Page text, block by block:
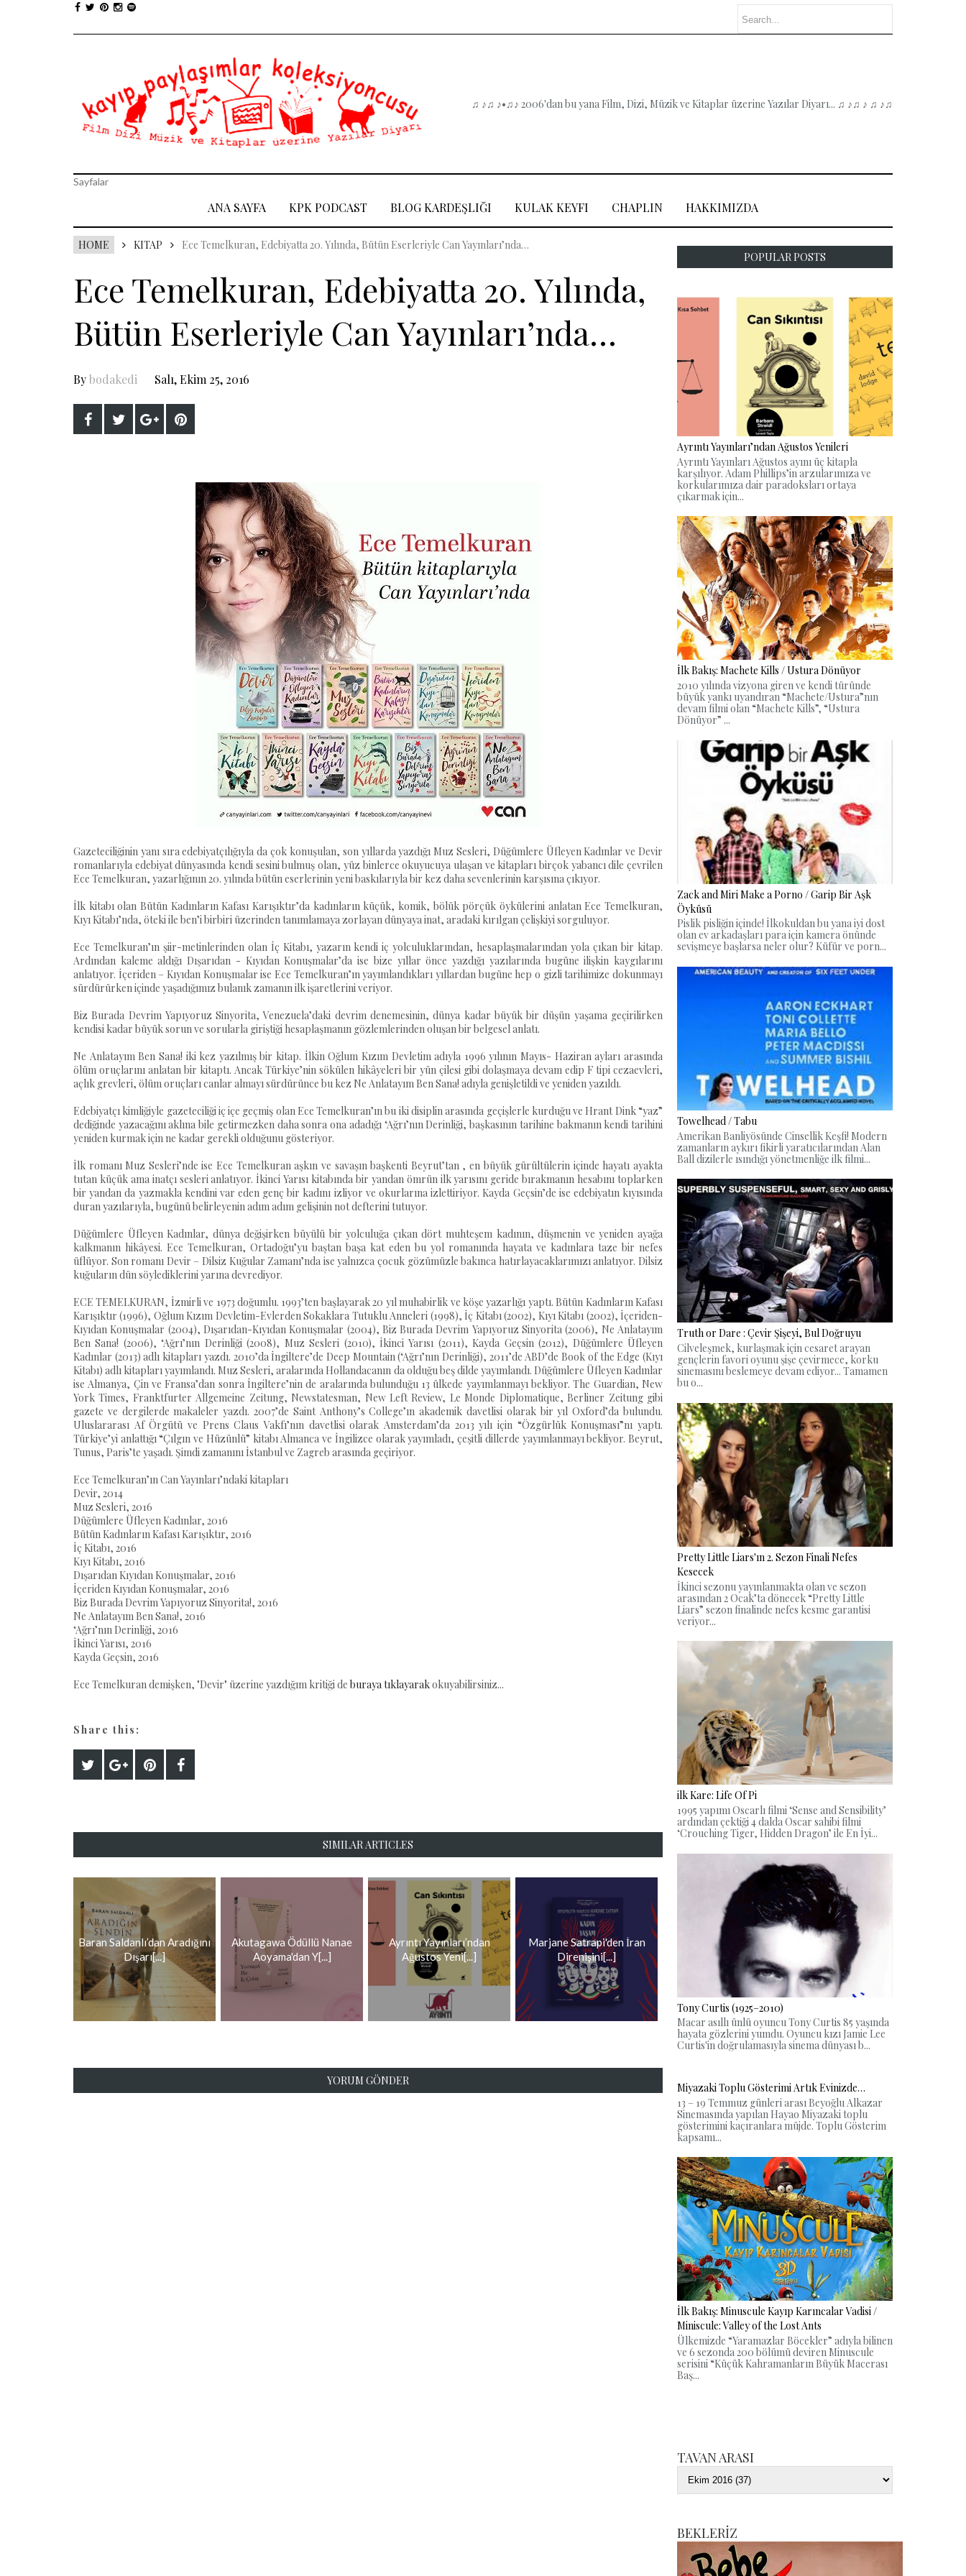
♫ ♪♫ ♪•♫♪ 2006'dan bu yana Film, Dizi, Müzik ve Kitaplar üzerine Yazılar Diyarı... ♫ ♪♫ ♪ ♫ ♪♫
Sayfalar
ANA SAYFA KPK PODCAST BLOG KARDEŞLIĞI KULAK KEYFI CHAPLIN HAKKIMIZDA
HOME KITAP Ece Temelkuran, Edebiyatta 20. Yılında, Bütün Eserleriyle Can Yayınları’nda…
Ece Temelkuran, Edebiyatta 20. Yılında,
Bütün Eserleriyle Can Yayınları’nda…
Bybodakedi Salı, Ekim 25, 2016
Gazeteciliğinin yanı sıra edebiyatçılığıyla da çok konuşulan, son yıllarda yazdığı Muz Sesleri, Düğümlere Üfleyen Kadınlar ve Devir
romanlarıyla edebiyat dünyasında kendi sesini bulmuş olan, yüz binlerce okuyucuya ulaşan ve kitapları birçok yabancı dile çevrilen
Ece Temelkuran, yazarlığının 20. yılında bütün eserlerinin yeni baskılarıyla bir kez daha sevenlerinin karşısına çıkıyor.
İlk kitabı olan Bütün Kadınların Kafası Karışıktır’da kadınların küçük, komik, bölük pörçük öykülerini anlatan Ece Temelkuran,
Kıyı Kitabı’nda, öteki ile ben’i birbiri üzerinden tanımlamaya zorlayan dünyaya inat, aradaki kırılgan çelişkiyi sorguluyor.
Ece Temelkuran’ın şiir-metinlerinden olan İç Kitabı, yazarın kendi iç yolculuklarından, hesaplaşmalarından yola çıkan bir kitap.
Ardından kaleme aldığı Dışarıdan - Kıyıdan Konuşmalar’da ise bize yıllar önce yazdığı yazılarında bugüne ilişkin kaygılarını
anlatıyor. İçeriden – Kıyıdan Konuşmalar ise Ece Temelkuran’ın yayımlandıkları yıllardan bugüne hep o gizli tarihimize dokunmayı
sürdürürken içinde yaşadığımız bulanık zamanın ilk işaretlerini veriyor.
Biz Burada Devrim Yapıyoruz Sinyorita, Venezuela’daki devrim denemesinin, dünya kadar büyük bir düşün yaşama geçirilirken
kendisi kadar büyük sorun ve sorularla giriştiği hesaplaşmanın gözlemlerinden oluşan bir belgesel anlatı.
Ne Anlatayım Ben Sana! iki kez yazılmış bir kitap. İlkin Oğlum Kızım Devletim adıyla 1996 yılının Mayıs- Haziran ayları arasında
ölüm oruçlarını anlatan bir kitaptı. Ancak Türkiye’nin sökülen hikâyeleri bir yün çilesi gibi dolaşmaya devam edip F tipi cezaevleri,
açlık grevleri, ölüm oruçları canlar almayı sürdürünce bu kez Ne Anlatayım Ben Sana! adıyla genişletildi ve yeniden yazıldı.
Edebiyatçı kimliğiyle gazeteciliği iç içe geçmiş olan Ece Temelkuran’ın bu iki disiplin arasında geçişlerle kurduğu ve Hrant Dink “yaz”
dediğinde yazacağını aklına bile getirmezken daha sonra ona adadığı ‘Ağrı’nın Derinliği, başkasının tarihine bakmanın kendi tarihini
yeniden kurmak için ne kadar gerekli olduğunu gösteriyor.
İlk romanı Muz Sesleri’nde ise Ece Temelkuran aşkın ve savaşın başkenti Beyrut’tan , en büyük gürültülerin içinde hayatı ayakta
tutan küçük ama inatçı sesleri anlatıyor. İkinci Yarısı kitabında bir yandan ömrün ilk yarısını geride bırakmanın hesabını toplarken
bir yandan da yazmakla kendini var eden genç bir kadını izliyor ve okurlarına izlettiriyor. Kayda Geçsin’de ise edebiyatın kıyısında
duran yazılarıyla, bugünü belirleyenin adım adım gelişinin not defterini tutuyor.
Düğümlere Üfleyen Kadınlar, dünya değişirken büyülü bir yolculuğa çıkan dört muhteşem kadının, düşmenin ve yeniden ayağa
kalkmanın hikâyesi. Ece Temelkuran, Ortadoğu’yu baştan başa kat eden bu yol romanında hayata ve kadınlara taze bir nefes
üflüyor. Son romanı Devir – Dilsiz Kuğular Zamanı’nda ise yalnızca çocuk gözümüzle bakınca hatırlayacaklarımızı anlatıyor. Dilsiz
kuğuların dün söylediklerini yarına devrediyor.
ECE TEMELKURAN, İzmirli ve 1973 doğumlu. 1993’ten başlayarak 20 yıl muhabirlik ve köşe yazarlığı yaptı. Bütün Kadınların Kafası
Karışıktır (1996), Oğlum Kızım Devletim-Evlerden Sokaklara Tutuklu Anneleri (1998), İç Kitabı (2002), Kıyı Kitabı (2002), İçeriden-
Kıyıdan Konuşmalar (2004), Dışarıdan-Kıyıdan Konuşmalar (2004), Biz Burada Devrim Yapıyoruz Sinyorita (2006), Ne Anlatayım
Ben Sana! (2006), ‘Ağrı’nın Derinliği (2008), Muz Sesleri (2010), İkinci Yarısı (2011), Kayda Geçsin (2012), Düğümlere Üfleyen
Kadınlar (2013) adlı kitapları yazdı. 2010’da İngiltere’de Deep Mountain (‘Ağrı’nın Derinliği), 2011’de ABD’de Book of the Edge (Kıyı
Kitabı) adlı kitapları yayımlandı. Muz Sesleri, aralarında Hollandacanın da olduğu beş dilde yayımlandı. Düğümlere Üfleyen Kadınlar
ise Almanya, Çin ve Fransa’dan sonra İngiltere’nin de aralarında bulunduğu 13 ülkede yayımlanmayı bekliyor. The Guardian, New
York Times, Franktfurter Allgemeine Zeitung, Newstatesman, New Left Review, Le Monde Diplomatique, Berliner Zeitung gibi
gazete ve dergilerde makaleler yazdı. 2007’de Saint Anthony’s College’ın akademik davetlisi olarak bir yıl Oxford’da bulundu.
Uluslararası Af Örgütü ve Prens Claus Vakfı’nın davetlisi olarak Amsterdam’da 2013 yılı için “Özgürlük Konuşması”nı yaptı.
Türkiye’yi anlattığı “Çılgın ve Hüzünlü” kitabı Almanca ve İngilizce olarak yayımladı, çeşitli dillerde yayımlanmayı bekliyor. Beyrut,
Tunus, Paris’te yaşadı. Şimdi zamanını İstanbul ve Zagreb arasında geçiriyor.
Ece Temelkuran’ın Can Yayınları’ndaki kitapları
Devir, 2014
Muz Sesleri, 2016
Düğümlere Üfleyen Kadınlar, 2016
Bütün Kadınların Kafası Karışıktır, 2016
İç Kitabı, 2016
Kıyı Kitabı, 2016
Dışarıdan Kıyıdan Konuşmalar, 2016
İçeriden Kıyıdan Konuşmalar, 2016
Biz Burada Devrim Yapıyoruz Sinyorita!, 2016
Ne Anlatayım Ben Sana!, 2016
‘Ağrı’nın Derinliği, 2016
İkinci Yarısı, 2016
Kayda Geçsin, 2016
Ece Temelkuran demişken, "Devir" üzerine yazdığım kritiği de buraya tıklayarakokuyabilirsiniz...
Share this:
SIMILAR ARTICLES
Baran Saldanlı’dan Aradığını
Dışarı[...]
Akutagawa Ödüllü Nanae
Aoyama'dan Y[...]
Ayrıntı Yayınları’ndan
Ağustos Yeni[...]
Marjane Satrapi'den İran
Direnişini[...]
YORUM GÖNDER
POPULAR POSTS
Ayrıntı Yayınları’ndan Ağustos Yenileri
Ayrıntı Yayınları Ağustos ayını üç kitapla
karşılıyor. Adam Phillips’in arzularımıza ve
korkularımıza dair paradoksları ortaya
çıkarmak için...
İlk Bakış: Machete Kills / Ustura Dönüyor
2010 yılında vizyona giren ve kendi türünde
büyük yankı uyandıran “Machete/Ustura”nın
devam filmi olan “Machete Kills”, “Ustura
Dönüyor” ...
Zack and Miri Make a Porno / Garip Bir Aşk
Öyküsü
Pislik pisliğin içinde! İlkokuldan bu yana iyi dost
olan ev arkadaşları para için kamera önünde
sevişmeye başlarsa neler olur? Küfür ve porn...
Towelhead / Tabu
Amerikan Banliyösünde Cinsellik Keşfi! Modern
zamanların aykırı fikirli yaratıcılarından Alan
Ball dizilerle ısındığı yönetmenliğe ilk filmi...
Truth or Dare : Çevir Şişeyi, Bul Doğruyu
Cilveleşmek, kurlaşmak için cesaret arayan
gençlerin favori oyunu şişe çevirmece, korku
sinemasını beslemeye devam ediyor... Tamamen
bu o...
Pretty Little Liars'ın 2. Sezon Finali Nefes
Kesecek
İkinci sezonu yayınlanmakta olan ve sezon
arasından 2 Ocak’ta dönecek “Pretty Little
Liars” sezon finalinde nefes kesme garantisi
veriyor...
ilk Kare: Life Of Pi
1995 yapımı Oscarlı filmi ‘Sense and Sensibility’
ardından çektiği 4 dalda Oscar sahibi filmi
‘Crouching Tiger, Hidden Dragon’ ile En İyi...
Tony Curtis (1925–2010)
Macar asıllı ünlü oyuncu Tony Curtis 85 yaşında
hayata gözlerini yumdu. Oyuncu kızı Jamie Lee
Curtis'in doğrulamasıyla sinema dünyası b...
Miyazaki Toplu Gösterimi Artık Evinizde…
13 – 19 Temmuz günleri arası Beyoğlu Alkazar
Sinemasında yapılan Hayao Miyazaki toplu
gösterimini kaçıranlara müjde. Toplu Gösterim
kapsamı...
İlk Bakış: Minuscule Kayıp Karıncalar Vadisi /
Miniscule: Valley of the Lost Ants
Ülkemizde “Yaramazlar Böcekler” adıyla bilinen
ve 6 sezonda 200 bölümü deviren Minuscule
serisini “Küçük Kahramanların Büyük Macerası
Baş...
TAVAN ARASI
BEKLERİZ